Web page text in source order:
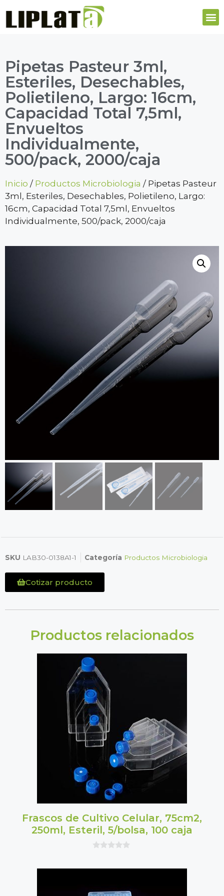
Pipetas Pasteur 3ml,
Esteriles, Desechables,
Polietileno, Largo: 16cm,
Capacidad Total 7,5ml,
Envueltos
Individualmente,
500/pack, 2000/caja
Inicio / Productos Microbiologia / Pipetas Pasteur
3ml, Esteriles, Desechables, Polietileno, Largo:
16cm, Capacidad Total 7,5ml, Envueltos
Individualmente, 500/pack, 2000/caja
SKU LAB30-0138A1-1 Categoría Productos Microbiologia
Cotizar producto
Productos relacionados
Frascos de Cultivo Celular, 75cm2,
250ml, Esteril, 5/bolsa, 100 caja
u
f